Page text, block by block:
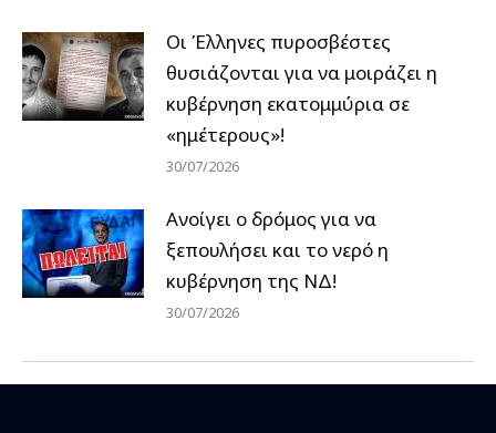
Οι Έλληνες πυροσβέστες
θυσιάζονται για να μοιράζει η
κυβέρνηση εκατομμύρια σε
«ημέτερους»!
30/07/2026
Ανοίγει ο δρόμος για να
ξεπουλήσει και το νερό η
κυβέρνηση της ΝΔ!
30/07/2026